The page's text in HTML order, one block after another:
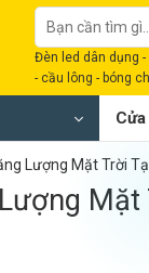
Tìm
kiếm:
Đèn led dân dụng -
- cầu lông - bóng
Lượng Mặt Trời
Mặt